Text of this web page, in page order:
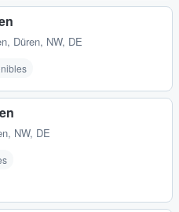
, Düren, NW, DE
NW, DE